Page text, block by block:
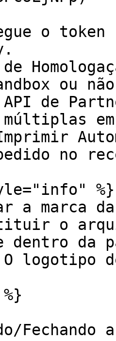
o
ou
de
no
%}
a marca
o
dentro da
logotipo
Fechando